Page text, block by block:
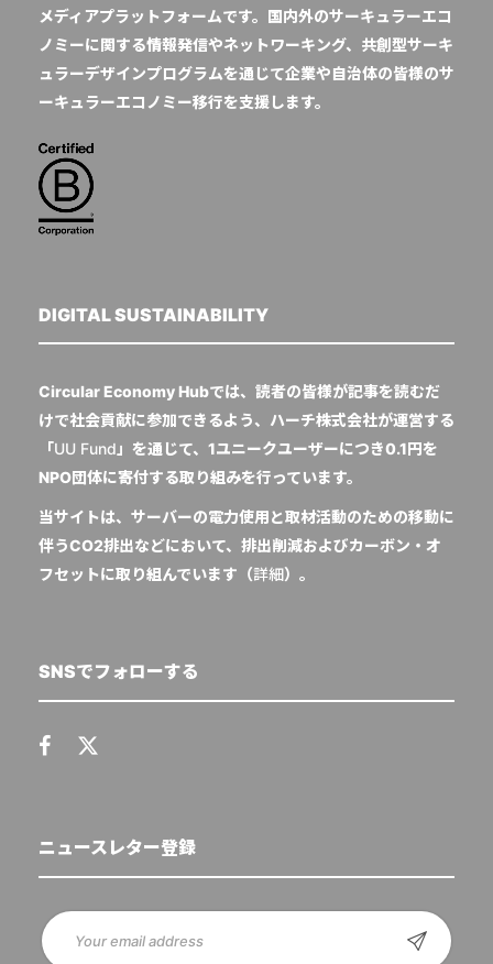
メディアプラットフォームです。国内外のサーキュラーエコ
ノミーに関する情報発信やネットワーキング、共創型サーキ
ュラーデザインプログラムを通じて企業や自治体の皆様のサ
ーキュラーエコノミー移行を支援します。
DIGITAL SUSTAINABILITY
Circular Economy Hubでは、読者の皆様が記事を読むだ
けで社会貢献に参加できるよう、ハーチ株式会社が運営する
「UU Fund 」を通じて、1ユニークユーザーにつき0.1円を
NPO団体に寄付する取り組みを行っています。
当サイトは、サーバーの電力使用と取材活動のための移動に
伴うCO2排出などにおいて、排出削減およびカーボン・オ
フセットに取り組んでいます（詳細）。
SNSでフォローする
ニュースレター登録